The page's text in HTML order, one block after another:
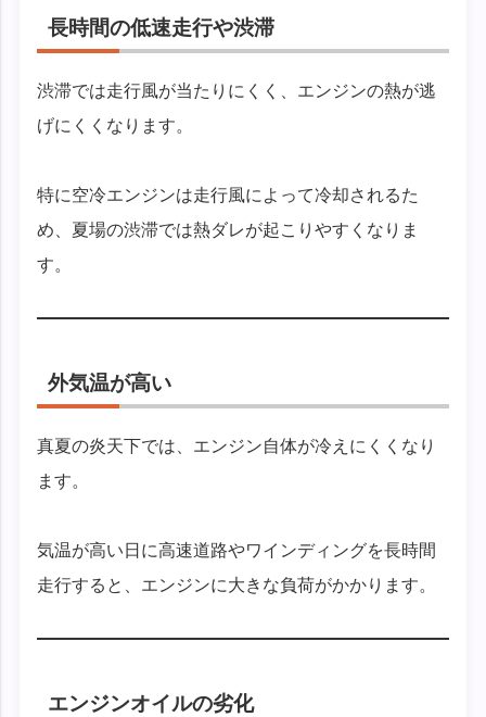
長時間の低速走行や渋滞
渋滞では走行風が当たりにくく、エンジンの熱が逃
げにくくなります。
特に空冷エンジンは走行風によって冷却されるた
め、夏場の渋滞では熱ダレが起こりやすくなりま
す。
外気温が高い
真夏の炎天下では、エンジン自体が冷えにくくなり
ます。
気温が高い日に高速道路やワインディングを長時間
走行すると、エンジンに大きな負荷がかかります。
エンジンオイルの劣化